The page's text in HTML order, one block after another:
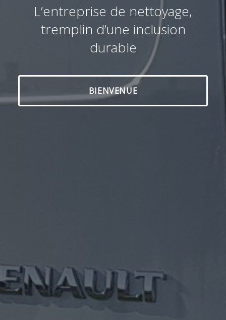
L’entreprise de nettoyage,
tremplin d’une inclusion
durable
BIENVENUE